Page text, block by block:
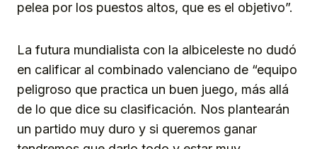
pelea por los puestos altos, que es el objetivo”.
La futura mundialista con la albiceleste no dudó
en calificar al combinado valenciano de “equipo
peligroso que practica un buen juego, más allá
de lo que dice su clasificación. Nos plantearán
un partido muy duro y si queremos ganar